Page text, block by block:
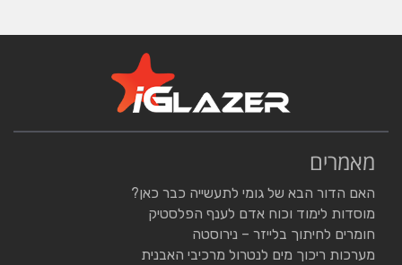
מאמרים
האם הדור הבא של גומי לתעשייה כבר כאן?
מוסדות לימוד וכוח אדם לענף הפלסטיק
חומרים לחיתוך בלייזר – נירוסטה
מערכות ריכוך מים לנטרול מרכיבי האבנית